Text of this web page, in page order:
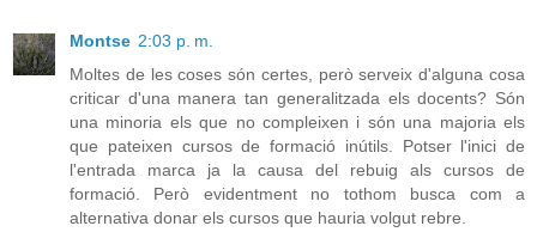
Montse 2:03 p. m.
Moltes de les coses són certes, però serveix d'alguna cosa
criticar d'una manera tan generalitzada els docents? Són
una minoria els que no compleixen i són una majoria els
que pateixen cursos de formació inútils. Potser l'inici de
l'entrada marca ja la causa del rebuig als cursos de
formació. Però evidentment no tothom busca com a
alternativa donar els cursos que hauria volgut rebre.